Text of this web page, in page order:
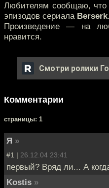
Любителям сообщаю, что
эпизодов сериала Berserk.
Произведение — на
нравится.
Смотри ролики
Комментарии
cтраницы: 1
Я »
#1 | 26.12.04 23:41
первый? Вряд ли... А
Kostis »